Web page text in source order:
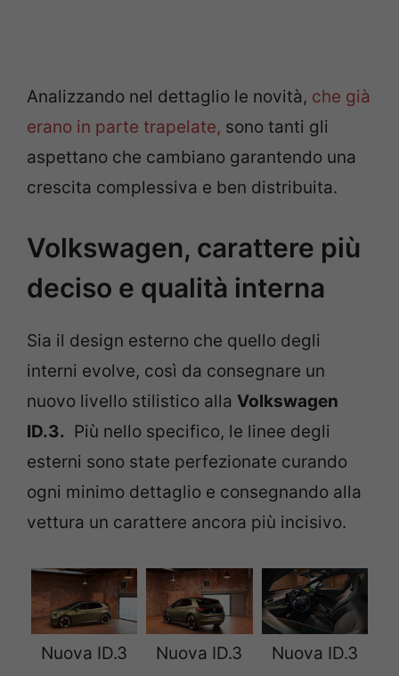
Analizzando nel dettaglio le novità, che già
erano in parte trapelate, sono tanti gli
aspettano che cambiano garantendo una
crescita complessiva e ben distribuita.
Volkswagen, carattere più
deciso e qualità interna
Sia il design esterno che quello degli
interni evolve, così da consegnare un
nuovo livello stilistico alla Volkswagen
ID.3. Più nello specifico, le linee degli
esterni sono state perfezionate curando
ogni minimo dettaglio e consegnando alla
vettura un carattere ancora più incisivo.
Nuova ID.3 Nuova ID.3 Nuova ID.3